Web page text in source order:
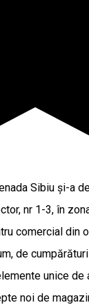
Sibiu și-a
nr 1-3, în
comercial din
de
unice de
noi de